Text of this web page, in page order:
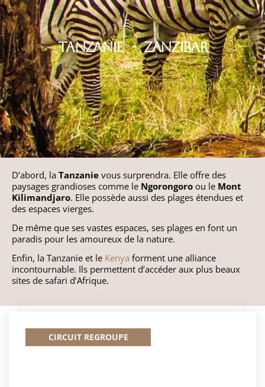
Chili
Colombie
Costa Rica
Cuba
Etats-Unis (Côte Est)
Etats-Unis (Côte Ouest)
Guatemala
Mexique
Grèce
Hongrie
Pays Baltes
Pologne
TANZANIE - ZANZIBAR
D’abord, la Tanzanie vous surprendra. Elle offre des
paysages grandioses comme le Ngorongoro ou le Mont
Kilimandjaro. Elle possède aussi des plages étendues et
des espaces vierges.
​De même que ses vastes espaces, ses plages en font un
paradis pour les amoureux de la nature.
​Enfin, la Tanzanie et le Kenya forment une alliance
incontournable. Ils permettent d’accéder aux plus beaux
sites de safari d’Afrique.
CIRCUIT REGROUPE